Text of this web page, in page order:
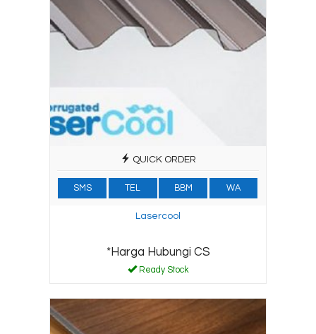
QUICK ORDER
SMS TEL BBM WA
Lasercool
*Harga Hubungi CS
Ready Stock